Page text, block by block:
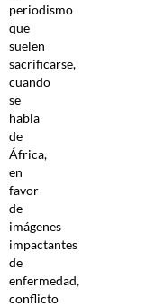
periodismo
que
suelen
sacrificarse,
cuando
se
habla
de
África,
en
favor
de
imágenes
impactantes
de
enfermedad,
conflicto